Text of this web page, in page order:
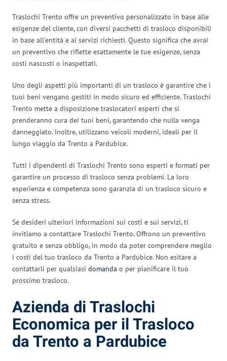
Traslochi Trento offre un preventivo personalizzato in base alle
esigenze del cliente, con diversi pacchetti di trasloco disponibili
in base all’entità e ai servizi richiesti. Questo significa che avrai
un preventivo che riflette esattamente le tue esigenze, senza
costi nascosti o inaspettati.
Uno degli aspetti più importanti di un trasloco è garantire che i
tuoi beni vengano gestiti in modo sicuro ed efficiente. Traslochi
Trento mette a disposizione traslocatori esperti che si
prenderanno cura dei tuoi beni, garantendo che nulla venga
danneggiato. Inoltre, utilizzano veicoli moderni, ideali per il
lungo viaggio da Trento a Pardubice.
Tutti i dipendenti di Traslochi Trento sono esperti e formati per
garantire un processo di trasloco senza problemi. La loro
esperienza e competenza sono garanzia di un trasloco sicuro e
senza stress.
Se desideri ulteriori informazioni sui costi e sui servizi, ti
invitiamo a contattare Traslochi Trento. Offrono un preventivo
gratuito e senza obbligo, in modo da poter comprendere meglio
i costi del tuo trasloco da Trento a Pardubice. Non esitare a
contattarli per qualsiasi domanda o per pianificare il tuo
prossimo trasloco.
Azienda di Traslochi
Economica per il Trasloco
da Trento a Pardubice